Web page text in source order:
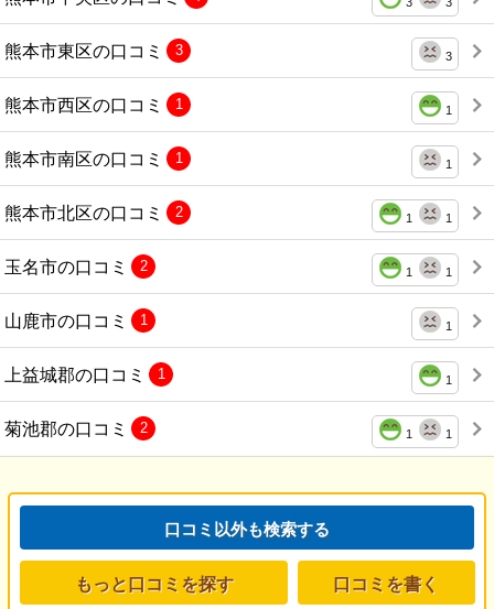
熊本市東区の口コミ 3
3
熊本市西区の口コミ 1
1
熊本市南区の口コミ 1
1
熊本市北区の口コミ 1 1
2
玉名市の口コミ 1 1
2
山鹿市の口コミ 1
1
上益城郡の口コミ 1
1
菊池郡の口コミ 1 1
2
口コミ以外も検索する
もっと口コミを探す 口コミを書く